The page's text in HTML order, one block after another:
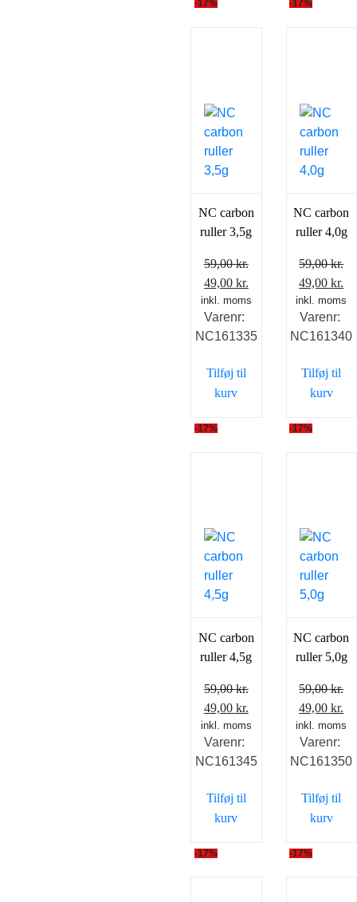
-17%
NC carbon
ruller 3,5g
59,00kr.
Den
oprindelige
pris
var:
49,00 kr.
aktuelle
er:
inkl. moms
Varenr:
NC161335
Tilføj til
kurv
-17%
NC carbon
ruller 4,0g
59,00kr.
Den
pris
var:
49,00kr.
er:
inkl. moms
Varenr:
NC161340
Tilføj til
kurv
-17%
NC carbon
ruller 4,5g
59,00kr.
Den
oprindelige
pris
var:
49,00 kr.
aktuelle
er:
inkl. moms
Varenr:
NC161345
Tilføj til
kurv
-17%
NC carbon
ruller 5,0g
59,00kr.
Den
pris
var:
49,00kr.
er:
inkl. moms
Varenr:
NC161350
Tilføj til
kurv
-17% -17%